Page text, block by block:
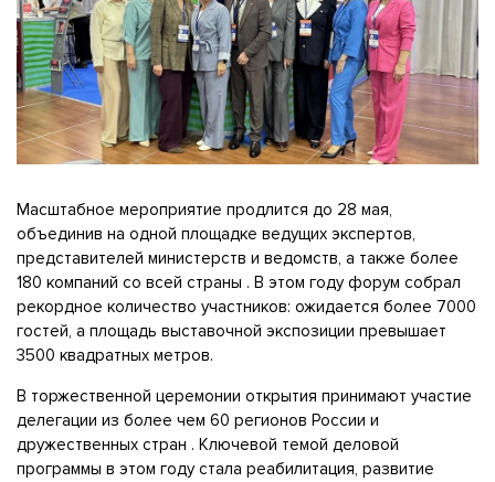
Масштабное мероприятие продлится до 28 мая,
объединив на одной площадке ведущих экспертов,
представителей министерств и ведомств, а также более
180 компаний со всей страны . В этом году форум собрал
рекордное количество участников: ожидается более 7000
гостей, а площадь выставочной экспозиции превышает
3500 квадратных метров.
В торжественной церемонии открытия принимают участие
делегации из более чем 60 регионов России и
дружественных стран . Ключевой темой деловой
программы в этом году стала реабилитация, развитие